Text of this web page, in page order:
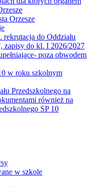
Orzesze
rekrutacja do Oddziału
zapisy do kl. I 2026/2027
poza obwodem
w roku szkolnym
Przedszkolnego na
również na
SP 10
w szkole